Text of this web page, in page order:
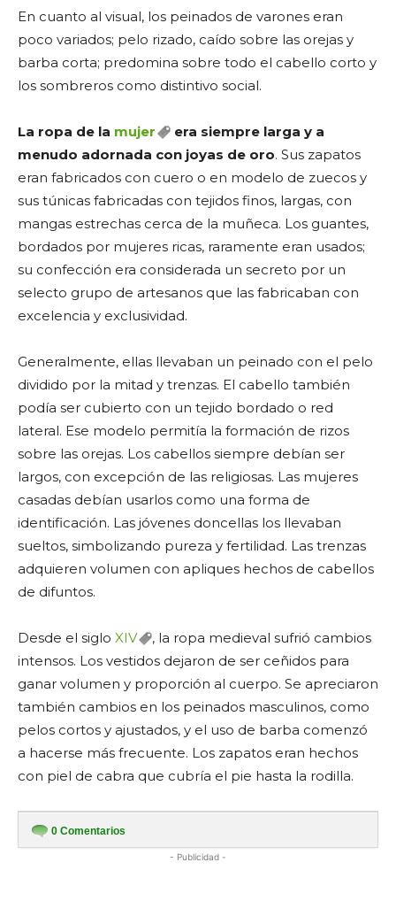
En cuanto al visual, los peinados de varones eran
poco variados; pelo rizado, caído sobre las orejas y
barba corta; predomina sobre todo el cabello corto y
los sombreros como distintivo social.
La ropa de la mujer
era siempre larga y a
menudo adornada con joyas de oro. Sus zapatos
eran fabricados con cuero o en modelo de zuecos y
sus túnicas fabricadas con tejidos finos, largas, con
mangas estrechas cerca de la muñeca. Los guantes,
bordados por mujeres ricas, raramente eran usados;
su confección era considerada un secreto por un
selecto grupo de artesanos que las fabricaban con
excelencia y exclusividad.
Generalmente, ellas llevaban un peinado con el pelo
dividido por la mitad y trenzas. El cabello también
podía ser cubierto con un tejido bordado o red
lateral. Ese modelo permitía la formación de rizos
sobre las orejas. Los cabellos siempre debían ser
largos, con excepción de las religiosas. Las mujeres
casadas debían usarlos como una forma de
identificación. Las jóvenes doncellas los llevaban
sueltos, simbolizando pureza y fertilidad. Las trenzas
adquieren volumen con apliques hechos de cabellos
de difuntos.
Desde el siglo XIV
, la ropa medieval sufrió cambios
intensos. Los vestidos dejaron de ser ceñidos para
ganar volumen y proporción al cuerpo. Se apreciaron
también cambios en los peinados masculinos, como
pelos cortos y ajustados, y el uso de barba comenzó
a hacerse más frecuente. Los zapatos eran hechos
con piel de cabra que cubría el pie hasta la rodilla.
0 Comentarios
- Publicidad -